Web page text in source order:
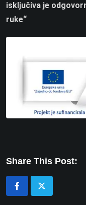
isključiva je
ruke“
Share This Post: